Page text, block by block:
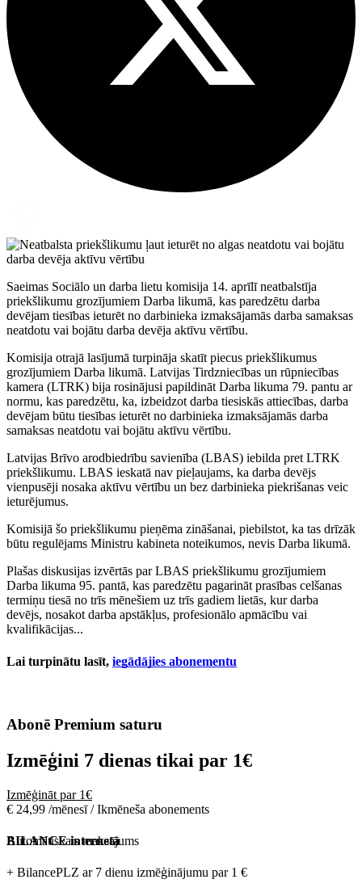
Saeimas Sociālo un darba lietu komisija 14. aprīlī neatbalstīja
priekšlikumu grozījumiem Darba likumā, kas paredzētu darba
devējam tiesības ieturēt no darbinieka izmaksājamās darba samaksas
neatdotu vai bojātu darba devēja aktīvu vērtību.
Komisija otrajā lasījumā turpināja skatīt piecus priekšlikumus
grozījumiem Darba likumā. Latvijas Tirdzniecības un rūpniecības
kamera (LTRK) bija rosinājusi papildināt Darba likuma 79. pantu ar
normu, kas paredzētu, ka, izbeidzot darba tiesiskās attiecības, darba
devējam būtu tiesības ieturēt no darbinieka izmaksājamās darba
samaksas neatdotu vai bojātu aktīvu vērtību.
Latvijas Brīvo arodbiedrību savienība (LBAS) iebilda pret LTRK
priekšlikumu. LBAS ieskatā nav pieļaujams, ka darba devējs
vienpusēji nosaka aktīvu vērtību un bez darbinieka piekrišanas veic
ieturējumus.
Komisijā šo priekšlikumu pieņēma zināšanai, piebilstot, ka tas drīzāk
būtu regulējams Ministru kabineta noteikumos, nevis Darba likumā.
Plašas diskusijas izvērtās par LBAS priekšlikumu grozījumiem
Darba likuma 95. pantā, kas paredzētu pagarināt prasības celšanas
termiņu tiesā no trīs mēnešiem uz trīs gadiem lietās, kur darba
devējs, nosakot darba apstākļus, profesionālo apmācību vai
kvalifikācijas...
Lai turpinātu lasīt, iegādājies abonementu
Abonē Premium saturu
Izmēģini 7 dienas tikai par 1€
Izmēģināt par 1€
€ 24,99 /mēnesī / Ikmēneša abonements
Automātiskais maksājums
BILANCE internetā
+ BilancePLZ ar 7 dienu izmēģinājumu par 1 €